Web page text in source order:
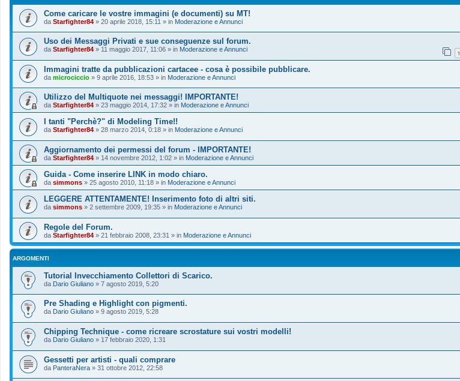
Come caricare le vostre immagini (e documenti) su MT!
da Starfighter84 » 20 aprile 2018, 15:11 » in Moderazione e Annunci
Uso dei Messaggi Privati e sue conseguenze sul forum.
da Starfighter84 » 11 maggio 2017, 11:06 » in Moderazione e Annunci 1
Immagini tratte da pubblicazioni cartacee - cosa è possibile pubblicare.
da microciccio » 9 aprile 2016, 18:53 » in Moderazione e Annunci
Utilizzo del Multiquote nei messaggi! IMPORTANTE!
da Starfighter84 » 23 maggio 2014, 17:32 » in Moderazione e Annunci
I tanti "Perchè?" di Modeling Time!!
da Starfighter84 » 28 marzo 2014, 0:18 » in Moderazione e Annunci
Aggiornamento dei permessi del forum - IMPORTANTE!
da Starfighter84 » 14 novembre 2012, 1:02 » in Moderazione e Annunci
Guida - Come inserire LINK in modo chiaro.
da simmons » 25 agosto 2010, 11:18 » in Moderazione e Annunci
LEGGERE ATTENTAMENTE! Inserimento foto di altri siti.
da simmons » 2 settembre 2009, 19:35 » in Moderazione e Annunci
Regole del Forum.
da Starfighter84 » 21 febbraio 2008, 23:31 » in Moderazione e Annunci
ARGOMENTI
Tutorial Invecchiamento Collettori di Scarico.
da Dario Giuliano » 7 agosto 2019, 5:20
Pre Shading e Highlight con pigmenti.
da Dario Giuliano » 9 agosto 2019, 5:28
Chipping Technique - come ricreare scrostature sui vostri modelli!
da Dario Giuliano » 17 febbraio 2020, 1:31
Gessetti per artisti - quali comprare
da PanteraNera » 31 ottobre 2012, 22:58